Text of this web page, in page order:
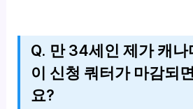
Q. 만 34세인 제가 캐나
이 신청 쿼터가 마감되
요?